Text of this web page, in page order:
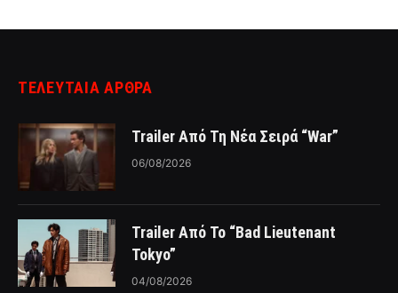
ΤΕΛΕΥΤΑΙΑ ΑΡΘΡΑ
Trailer Από Τη Νέα Σειρά “War”
06/08/2026
Trailer Από Το “Bad Lieutenant
Tokyo”
04/08/2026